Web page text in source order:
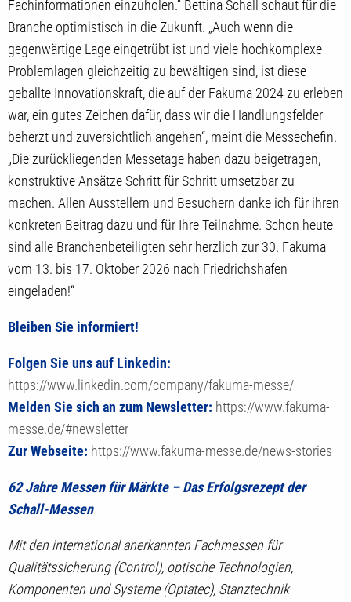
Fachinformationen einzuholen.“ Bettina Schall schaut für die
Branche optimistisch in die Zukunft. „Auch wenn die
gegenwärtige Lage eingetrübt ist und viele hochkomplexe
Problemlagen gleichzeitig zu bewältigen sind, ist diese
geballte Innovationskraft, die auf der Fakuma 2024 zu erleben
war, ein gutes Zeichen dafür, dass wir die Handlungsfelder
beherzt und zuversichtlich angehen“, meint die Messechefin.
„Die zurückliegenden Messetage haben dazu beigetragen,
konstruktive Ansätze Schritt für Schritt umsetzbar zu
machen. Allen Ausstellern und Besuchern danke ich für ihren
konkreten Beitrag dazu und für Ihre Teilnahme. Schon heute
sind alle Branchenbeteiligten sehr herzlich zur 30. Fakuma
vom 13. bis 17. Oktober 2026 nach Friedrichshafen
eingeladen!“
Bleiben Sie informiert!
Folgen Sie uns auf Linkedin:
https://www.linkedin.com/company/fakuma-messe/
Melden Sie sich an zum Newsletter: https://www.fakuma-
messe.de/#newsletter
Zur Webseite: https://www.fakuma-messe.de/news-stories
62 Jahre Messen für Märkte – Das Erfolgsrezept der
Schall-Messen
Mit den international anerkannten Fachmessen für
Qualitätssicherung (Control), optische Technologien,
Komponenten und Systeme (Optatec), Stanztechnik